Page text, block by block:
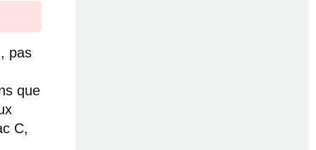
pas
que
C,